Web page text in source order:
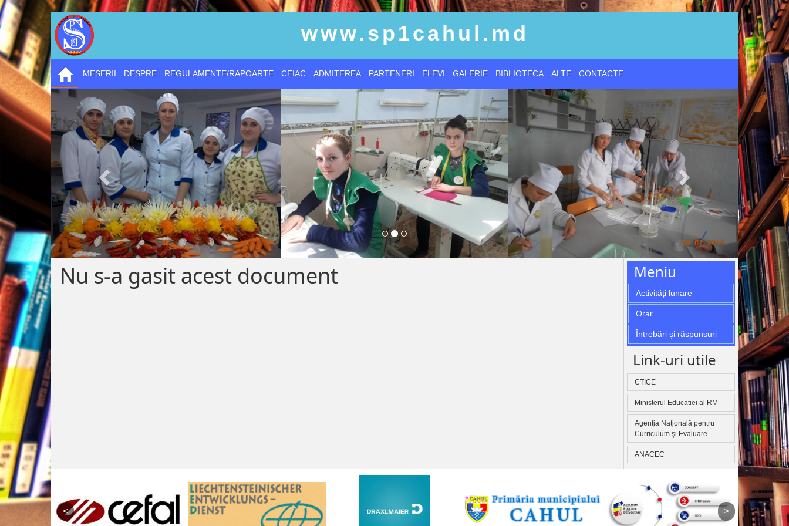
www.sp1cahul.md
MESERII DESPRE REGULAMENTE/RAPOARTE CEIAC ADMITEREA PARTENERI ELEVI GALERIE BIBLIOTECA ALTE CONTACTE
Nu s-a gasit acest document Meniu
Activități lunare
Orar
Întrebări și răspunsuri
Link-uri utile
CTICE
Ministerul Educatiei al RM
Agenţia Naţională pentru
Curriculum şi Evaluare
ANACEC